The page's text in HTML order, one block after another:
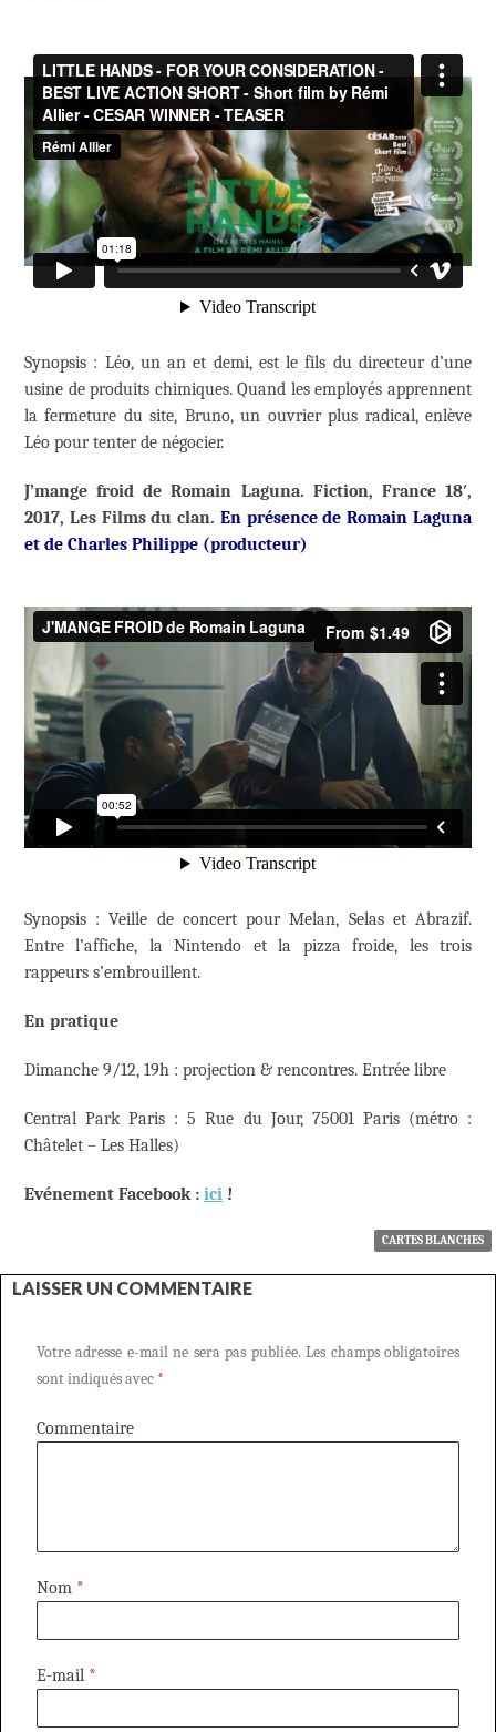
Synopsis : Léo, un an et demi, est le fils du directeur d’une
usine de produits chimiques. Quand les employés apprennent
la fermeture du site, Bruno, un ouvrier plus radical, enlève
Léo pour tenter de négocier.
J’mange froid de Romain Laguna. Fiction, France 18′,
2017, Les Films du clan. En présence de Romain Laguna
et de Charles Philippe (producteur)
Synopsis : Veille de concert pour Melan, Selas et Abrazif.
Entre l’affiche, la Nintendo et la pizza froide, les trois
rappeurs s’embrouillent.
En pratique
Dimanche 9/12, 19h : projection & rencontres. Entrée libre
Central Park Paris : 5 Rue du Jour, 75001 Paris (métro :
Châtelet – Les Halles)
Evénement Facebook : ici !
CARTES BLANCHES
LAISSER UN COMMENTAIRE
Votre adresse e-mail ne sera pas publiée. Les champs obligatoires
sont indiqués avec *
Commentaire
Nom *
E-mail *